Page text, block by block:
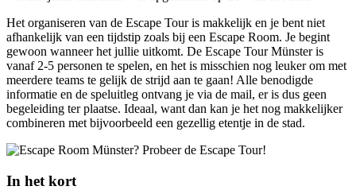
Het organiseren van de Escape Tour is makkelijk en je bent niet
afhankelijk van een tijdstip zoals bij een Escape Room. Je begint
gewoon wanneer het jullie uitkomt. De Escape Tour Münster is
vanaf 2-5 personen te spelen, en het is misschien nog leuker om met
meerdere teams te gelijk de strijd aan te gaan! Alle benodigde
informatie en de speluitleg ontvang je via de mail, er is dus geen
begeleiding ter plaatse. Ideaal, want dan kan je het nog makkelijker
combineren met bijvoorbeeld een gezellig etentje in de stad.
In het kort